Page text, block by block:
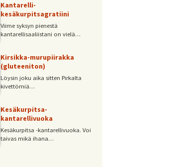
Kantarelli-
kesäkurpitsagratiini
Viime syksyn pienestä
kantarellisaaliistani on vielä…
Kirsikka-murupiirakka
(gluteeniton)
Löysin joku aika sitten Pirkalta
kivettömiä…
Kesäkurpitsa-
kantarellivuoka
Kesäkurpitsa -kantarellivuoka. Voi
taivas mikä ihana…